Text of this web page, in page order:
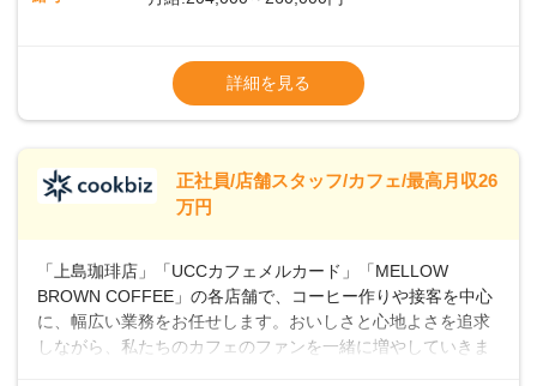
よ♪あなたも、無理なくステップアップできる環境で、少しず
つ成長していきませんか？
ます・東日本エリア：月給21万4000～27万
※経験・スキルを考慮の上、決定します。
※別途、残業代および各種手当あり
※試用期間なし
■店長職： ・西日本／月給26万7500円
万円＋賞与(年3回)・店長職：年収410万円／
詳細を見る
正社員/店舗スタッフ/カフェ/最高月収26
万円
「上島珈琲店」「UCCカフェメルカード」「MELLOW
BROWN COFFEE」の各店舗で、コーヒー作りや接客を中心
に、幅広い業務をお任せします。おいしさと心地よさを追求
しながら、私たちのカフェのファンを一緒に増やしていきま